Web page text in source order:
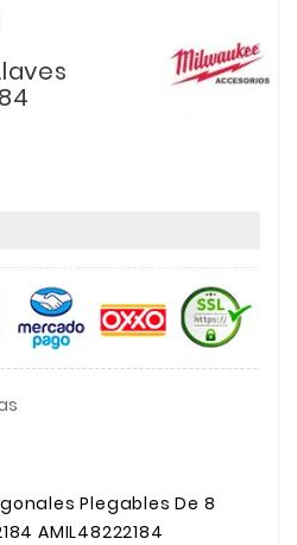
Plegables De 8
AMIL48222184